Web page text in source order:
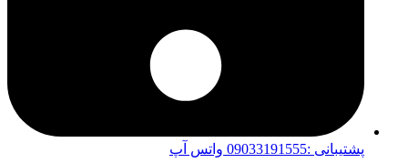
پشتیبانی :09033191555 واتس آپ